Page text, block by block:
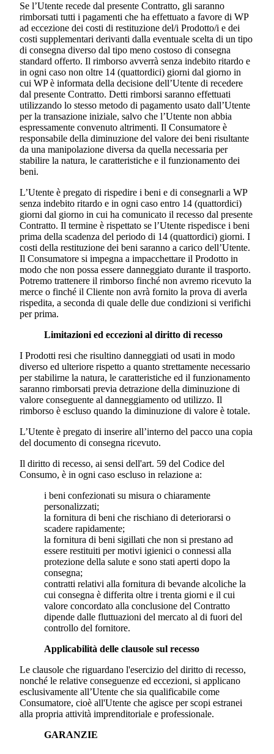
Se l’Utente recede dal presente Contratto, gli saranno
rimborsati tutti i pagamenti che ha effettuato a favore di WP
ad eccezione dei costi di restituzione del/i Prodotto/i e dei
costi supplementari derivanti dalla eventuale scelta di un tipo
di consegna diverso dal tipo meno costoso di consegna
standard offerto. Il rimborso avverrà senza indebito ritardo e
in ogni caso non oltre 14 (quattordici) giorni dal giorno in
cui WP è informata della decisione dell’Utente di recedere
dal presente Contratto. Detti rimborsi saranno effettuati
utilizzando lo stesso metodo di pagamento usato dall’Utente
per la transazione iniziale, salvo che l’Utente non abbia
espressamente convenuto altrimenti. Il Consumatore è
responsabile della diminuzione del valore dei beni risultante
da una manipolazione diversa da quella necessaria per
stabilire la natura, le caratteristiche e il funzionamento dei
beni.
L’Utente è pregato di rispedire i beni e di consegnarli a WP
senza indebito ritardo e in ogni caso entro 14 (quattordici)
giorni dal giorno in cui ha comunicato il recesso dal presente
Contratto. Il termine è rispettato se l’Utente rispedisce i beni
prima della scadenza del periodo di 14 (quattordici) giorni. I
costi della restituzione dei beni saranno a carico dell’Utente.
Il Consumatore si impegna a impacchettare il Prodotto in
modo che non possa essere danneggiato durante il trasporto.
Potremo trattenere il rimborso finché non avremo ricevuto la
merce o finché il Cliente non avrà fornito la prova di averla
rispedita, a seconda di quale delle due condizioni si verifichi
per prima.
Limitazioni ed eccezioni al diritto di recesso
I Prodotti resi che risultino danneggiati od usati in modo
diverso ed ulteriore rispetto a quanto strettamente necessario
per stabilirne la natura, le caratteristiche ed il funzionamento
saranno rimborsati previa detrazione della diminuzione di
valore conseguente al danneggiamento od utilizzo. Il
rimborso è escluso quando la diminuzione di valore è totale.
L’Utente è pregato di inserire all’interno del pacco una copia
del documento di consegna ricevuto.
Il diritto di recesso, ai sensi dell'art. 59 del Codice del
Consumo, è in ogni caso escluso in relazione a:
i beni confezionati su misura o chiaramente
personalizzati;
la fornitura di beni che rischiano di deteriorarsi o
scadere rapidamente;
la fornitura di beni sigillati che non si prestano ad
essere restituiti per motivi igienici o connessi alla
protezione della salute e sono stati aperti dopo la
consegna;
contratti relativi alla fornitura di bevande alcoliche la
cui consegna è differita oltre i trenta giorni e il cui
valore concordato alla conclusione del Contratto
dipende dalle fluttuazioni del mercato al di fuori del
controllo del fornitore.
Applicabilità delle clausole sul recesso
Le clausole che riguardano l'esercizio del diritto di recesso,
nonché le relative conseguenze ed eccezioni, si applicano
esclusivamente all’Utente che sia qualificabile come
Consumatore, cioè all'Utente che agisce per scopi estranei
alla propria attività imprenditoriale e professionale.
GARANZIE